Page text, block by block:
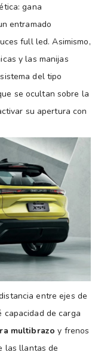
gana
entramado
full led. Asimismo,
y las manijas
del tipo
se ocultan sobre la
su apertura con
entre ejes de
capacidad de carga
multibrazo y frenos
las llantas de